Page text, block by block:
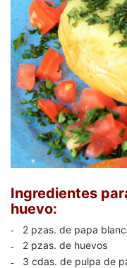
Ingredientes
huevo:
2 pzas. de papa
2 pzas. de huevos
3 cdas. de pulpa de